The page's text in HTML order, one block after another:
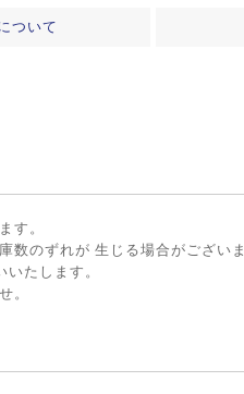
ついて
す。
のずれが 生じる場合がござい
たします。
。